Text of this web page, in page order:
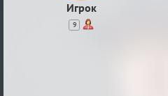
Игрок
9